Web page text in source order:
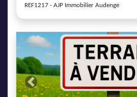
REF1217 - AJP Immobilier Audenge
Previous